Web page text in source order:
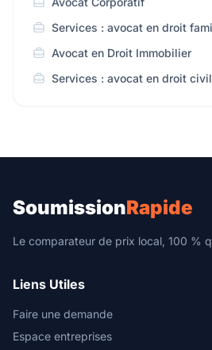
Services : avocat en droit
Avocat en Droit Immobilier
Services : avocat en droit civil
SoumissionRapide
Le comparateur de prix local, 100 %
Liens Utiles
Faire une demande
Espace entreprises